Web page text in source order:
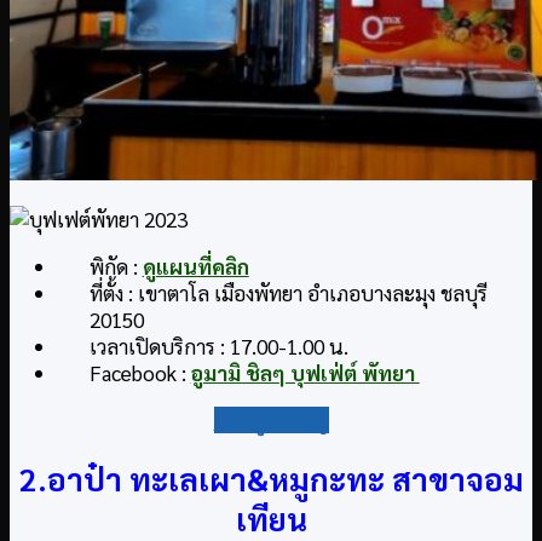
พิกัด : ดูแผนที่คลิก
ที่ตั้ง : เขาตาโล เมืองพัทยา อำเภอบางละมุง ชลบุรี
20150
เวลาเปิดบริการ : 17.00-1.00 น.
Facebook : อูมามิ ชิลๆ บุฟเฟ่ต์ พัทยา
2.อาป๋า ทะเลเผา&หมูกะทะ สาขาจอม
เทียน